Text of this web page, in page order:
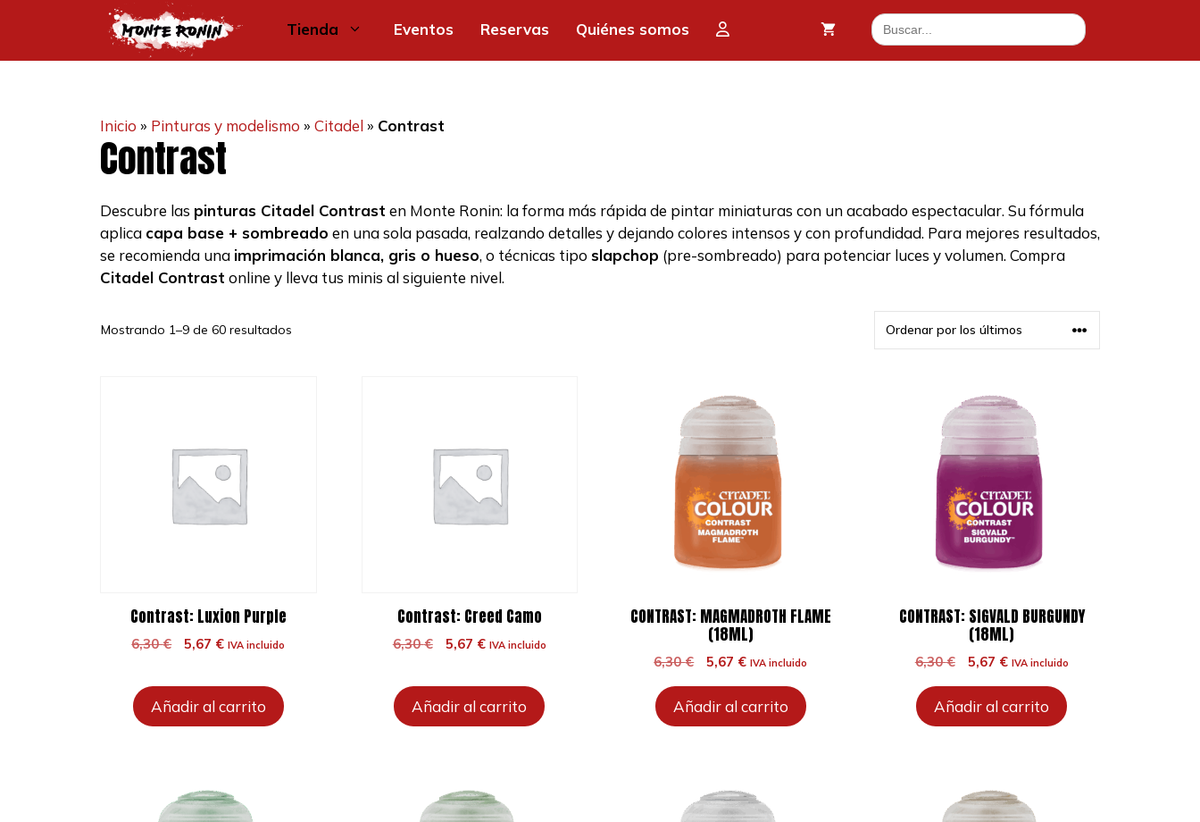
Tienda Eventos Reservas Quiénes somos Buscar:
Inicio » Pinturas y modelismo » Citadel» Contrast
Contrast
Descubre las pinturas Citadel Contrast en Monte Ronin: la forma más rápida de pintar miniaturas con un acabado espectacular. Su fórmula
aplica capa base + sombreado en una sola pasada, realzando detalles y dejando colores intensos y con profundidad. Para mejores resultados,
se recomienda una imprimación blanca, gris o hueso, o técnicas tipo slapchop (pre-sombreado) para potenciar luces y volumen. Compra
Citadel Contrast online y lleva tus minis al siguiente nivel.
Mostrando 1–9 de 60 resultados
Contrast: Luxion Purple
6,30€
El
era:
6,30 €.
5,67 €El
5,67 €.
IVA incluido
Añadir al carrito
Contrast: Creed Camo
6,30€
El
era:
6,30 €.
5,67 €El
5,67 €.
IVA incluido
Añadir al carrito
CONTRAST: MAGMADROTH FLAME
(18ML)
6,30€
El
original
era:
5,67 €El
actual
es:
IVA incluido
Añadir al carrito
CONTRAST: SIGVALD BURGUNDY
(18ML)
6,30€
El
original
era:
5,67 €El
actual
es:
IVA incluido
Añadir al carrito